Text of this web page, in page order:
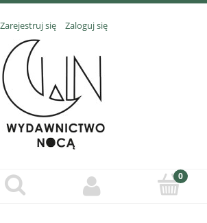
Zarejestruj się Zaloguj się